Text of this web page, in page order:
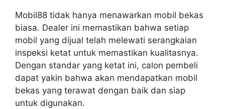
Mobil88 tidak hanya menawarkan mobil bekas
biasa. Dealer ini memastikan bahwa setiap
mobil yang dijual telah melewati serangkaian
inspeksi ketat untuk memastikan kualitasnya.
Dengan standar yang ketat ini, calon pembeli
dapat yakin bahwa akan mendapatkan mobil
bekas yang terawat dengan baik dan siap
untuk digunakan.